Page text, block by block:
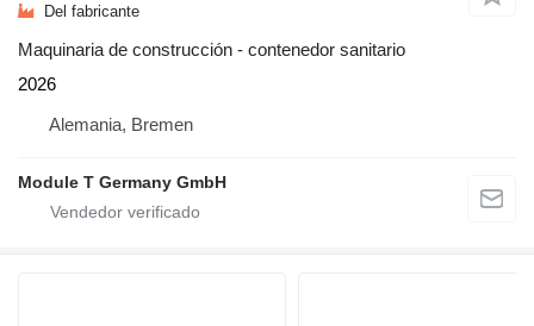
Del fabricante
Maquinaria de construcción - contenedor sanitario
2026
Alemania, Bremen
Module T Germany GmbH